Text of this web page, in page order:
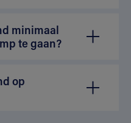
minimaal
te gaan?
op